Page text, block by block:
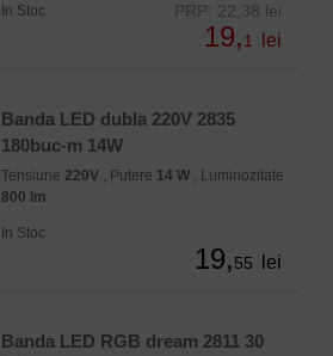
In Stoc PRP: 22,38 lei
19,1 lei
Banda LED dubla 220V 2835
180buc-m 14W
Tensiune 220V , Putere 14 W , Luminozitate
800 lm
In Stoc
19,55 lei
Banda LED RGB dream 2811 30